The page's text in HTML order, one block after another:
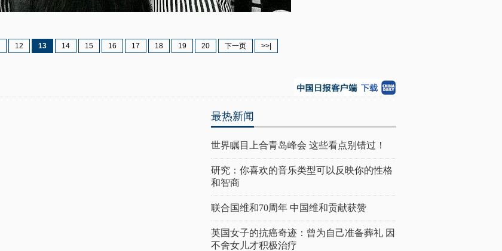
12 13 14 15 16 17 18 19 20 下一页 >>|
最热新闻
世界瞩目上合青岛峰会 这些看点别错过！
研究：你喜欢的音乐类型可以反映你的性格
和智商
联合国维和70周年 中国维和贡献获赞
英国女子的抗癌奇迹：曾为自己准备葬礼 因
不舍女儿才积极治疗